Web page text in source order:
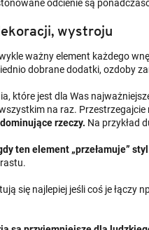
odcienie są
wystroju
ważny element każdego
dobrane dodatki, ozdoby
które jest dla Was
na raz. Przestrzegajcie
rzeczy. Na przykład
ten element „przełamuje”
się najlepiej jeśli coś je łączy